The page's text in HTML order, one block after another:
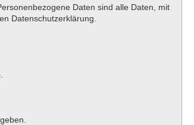
Daten sind alle Daten, mit
Datenschutzerklärung.